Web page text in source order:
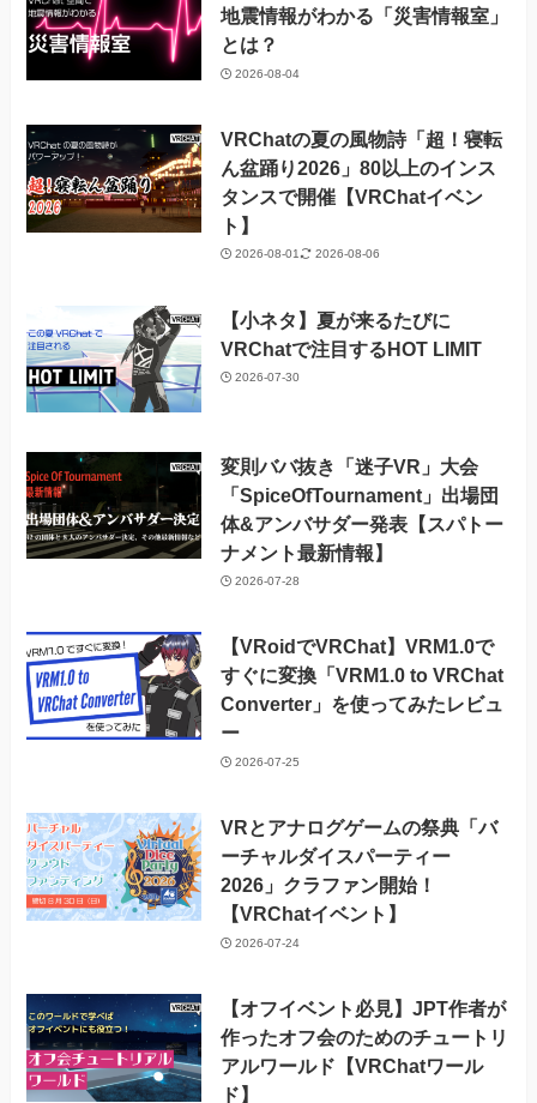
地震情報がわかる「災害情報室」
とは？
2026-08-04
VRChatの夏の風物詩「超！寝転
ん盆踊り2026」80以上のインス
タンスで開催【VRChatイベン
ト】
2026-08-01 2026-08-06
【小ネタ】夏が来るたびに
VRChatで注目するHOT LIMIT
2026-07-30
変則ババ抜き「迷子VR」大会
「SpiceOfTournament」出場団
体&アンバサダー発表【スパトー
ナメント最新情報】
2026-07-28
【VRoidでVRChat】VRM1.0で
すぐに変換「VRM1.0 to VRChat
Converter」を使ってみたレビュ
ー
2026-07-25
VRとアナログゲームの祭典「バ
ーチャルダイスパーティー
2026」クラファン開始！
【VRChatイベント】
2026-07-24
【オフイベント必見】JPT作者が
作ったオフ会のためのチュートリ
アルワールド【VRChatワール
ド】